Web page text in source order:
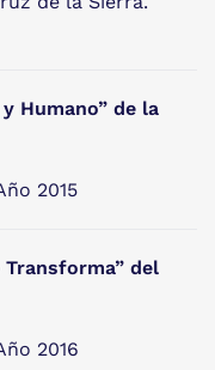
Humano” de la
2015
del
2016